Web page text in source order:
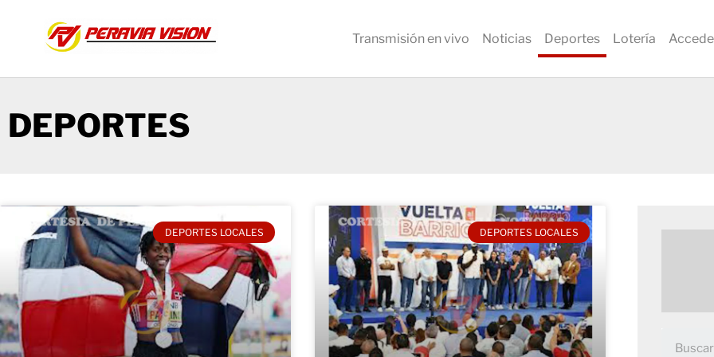
Transmisión en vivo Noticias Deportes Lotería
DEPORTES
DEPORTES LOCALES DEPORTES LOCALES